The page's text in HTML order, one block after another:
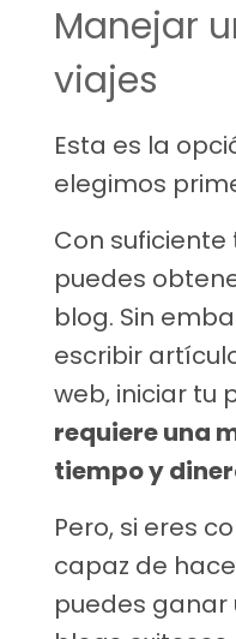
Manejar
viajes
Esta es la
elegimos
Con suficiente
puedes
blog. Sin
escribir
web, iniciar tu
requiere una
tiempo y
Pero, si eres
capaz de
puedes ganar